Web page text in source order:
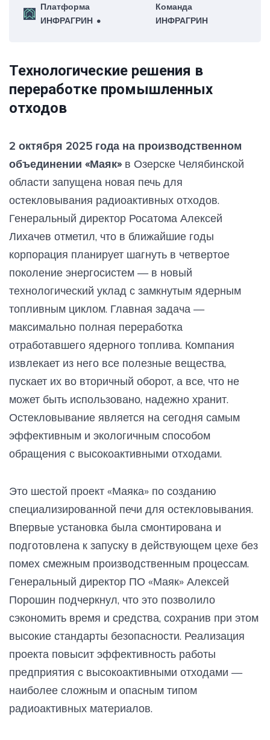
результатами первого национального рейтинга
циркулярной трансформации субъектов
Платформа
ИНФРАГРИН
Команда
ИНФРАГРИН
Технологические решения в
переработке промышленных
отходов
2 октября 2025 года на производственном
объединении «Маяк»в Озерске Челябинской
области запущена новая печь для
остекловывания радиоактивных отходов.
Генеральный директор Росатома Алексей
Лихачев отметил, что в ближайшие годы
корпорация планирует шагнуть в четвертое
поколение энергосистем — в новый
технологический уклад с замкнутым ядерным
топливным циклом. Главная задача —
максимально полная переработка
отработавшего ядерного топлива. Компания
извлекает из него все полезные вещества,
пускает их во вторичный оборот, а все, что не
может быть использовано, надежно хранит.
Остекловывание является на сегодня самым
эффективным и экологичным способом
обращения с высокоактивными отходами.
Это шестой проект «Маяка» по созданию
специализированной печи для остекловывания.
Впервые установка была смонтирована и
подготовлена к запуску в действующем цехе без
помех смежным производственным процессам.
Генеральный директор ПО «Маяк» Алексей
Порошин подчеркнул, что это позволило
сэкономить время и средства, сохранив при этом
высокие стандарты безопасности. Реализация
проекта повысит эффективность работы
предприятия с высокоактивными отходами —
наиболее сложным и опасным типом
радиоактивных материалов.